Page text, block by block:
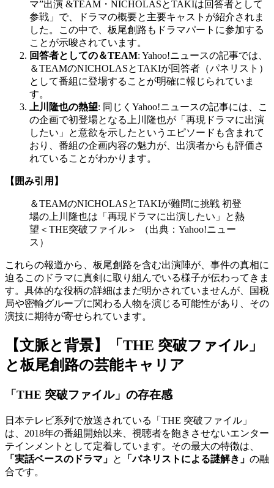
マ”出演 &TEAM・NICHOLASとTAKIは回答者として
参戦」で、ドラマの概要と主要キャストが紹介されま
した。この中で、板尾創路もドラマパートに参加する
ことが示唆されています。
回答者としての＆TEAM: Yahoo!ニュースの記事では、
＆TEAMのNICHOLASとTAKIが回答者（パネリスト）
として番組に登場することが明確に報じられていま
す。
上川隆也の熱望: 同じくYahoo!ニュースの記事には、こ
の企画で初登場となる上川隆也が「再現ドラマに出演
したい」と意欲を示したというエピソードも含まれて
おり、番組の企画内容の魅力が、出演者からも評価さ
れていることがわかります。
【囲み引用】
＆TEAMのNICHOLASとTAKIが難問に挑戦 初登
場の上川隆也は「再現ドラマに出演したい」と熱
望＜THE突破ファイル＞ （出典：Yahoo!ニュー
ス）
これらの報道から、板尾創路を含む出演陣が、事件の真相に
迫るこのドラマに真剣に取り組んでいる様子が伝わってきま
す。具体的な役柄の詳細はまだ明かされていませんが、国税
局や密輸グループに関わる人物を演じる可能性があり、その
演技に期待が寄せられています。
【文脈と背景】「THE 突破ファイル」
と板尾創路の芸能キャリア
「THE 突破ファイル」の存在感
日本テレビ系列で放送されている「THE 突破ファイル」
は、2018年の番組開始以来、視聴者を飽きさせないエンター
テインメントとして定着しています。その最大の特徴は、
「実話ベースのドラマ」 と 「パネリストによる謎解き」 の融
合です。